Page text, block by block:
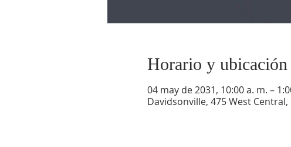
Horario y ubicación
04 may de 2031, 10:00 a. m. –
Davidsonville, 475 West